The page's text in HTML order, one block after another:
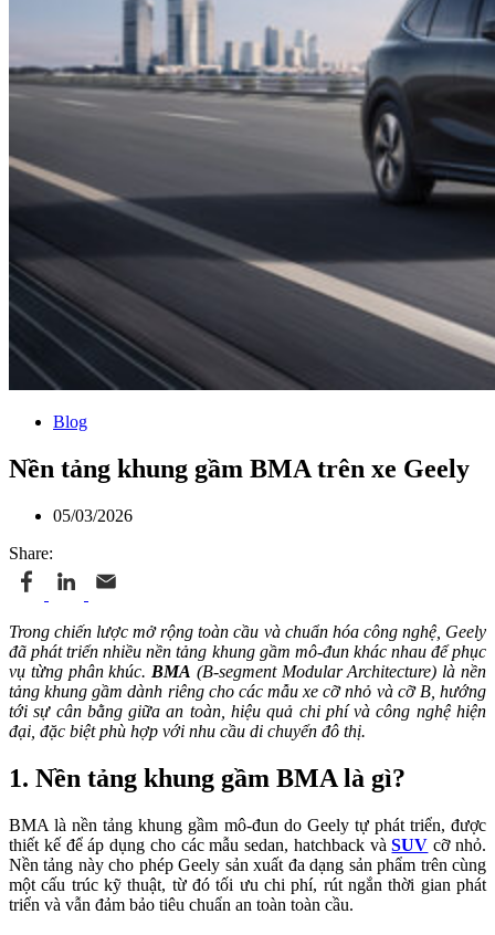
Blog
Nền tảng khung gầm BMA trên xe Geely
05/03/2026
Share:
Trong chiến lược mở rộng toàn cầu và chuẩn hóa công nghệ, Geely
đã phát triển nhiều nền tảng khung gầm mô-đun khác nhau để phục
vụ từng phân khúc. BMA (B-segment Modular Architecture) là nền
tảng khung gầm dành riêng cho các mẫu xe cỡ nhỏ và cỡ B, hướng
tới sự cân bằng giữa an toàn, hiệu quả chi phí và công nghệ hiện
đại, đặc biệt phù hợp với nhu cầu di chuyển đô thị.
1. Nền tảng khung gầm BMA là gì?
BMA là nền tảng khung gầm mô-đun do Geely tự phát triển, được
thiết kế để áp dụng cho các mẫusedan, hatchback vàSUV cỡ nhỏ.
Nền tảng này cho phép Geely sản xuất đa dạng sản phẩm trên cùng
một cấu trúc kỹ thuật, từ đó tối ưu chi phí, rút ngắn thời gian phát
triển và vẫn đảm bảo tiêu chuẩn an toàn toàn cầu.